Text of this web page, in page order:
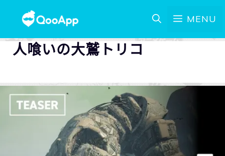
MENU
人喰いの大鷲トリコ